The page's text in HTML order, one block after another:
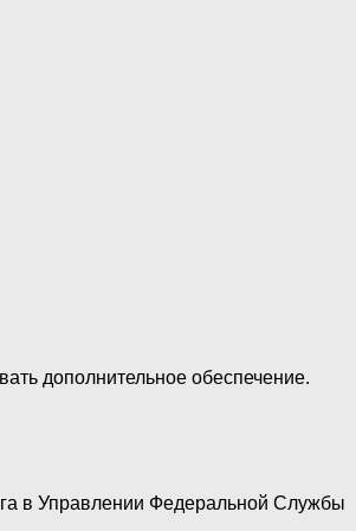
дополнительное обеспечение.
в Управлении Федеральной Службы